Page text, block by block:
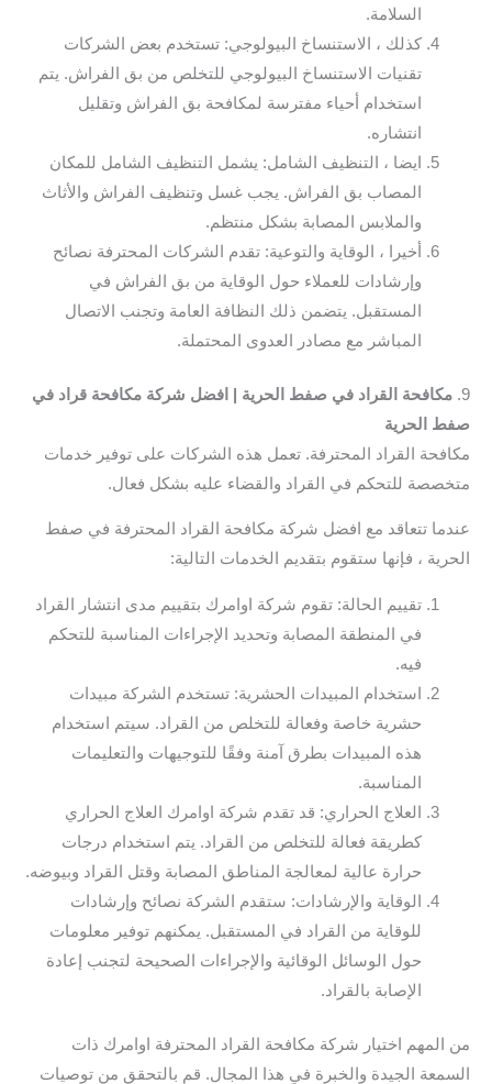
السلامة.
كذلك ، الاستنساخ البيولوجي: تستخدم بعض الشركات
تقنيات الاستنساخ البيولوجي للتخلص من بق الفراش. يتم
استخدام أحياء مفترسة لمكافحة بق الفراش وتقليل
انتشاره.
ايضا ، التنظيف الشامل: يشمل التنظيف الشامل للمكان
المصاب بق الفراش. يجب غسل وتنظيف الفراش والأثاث
والملابس المصابة بشكل منتظم.
أخيرا ، الوقاية والتوعية: تقدم الشركات المحترفة نصائح
وإرشادات للعملاء حول الوقاية من بق الفراش في
المستقبل. يتضمن ذلك النظافة العامة وتجنب الاتصال
المباشر مع مصادر العدوى المحتملة.
9. مكافحة القراد في صفط الحرية | افضل شركة مكافحة قراد في
صفط الحرية
مكافحة القراد المحترفة. تعمل هذه الشركات على توفير خدمات
متخصصة للتحكم في القراد والقضاء عليه بشكل فعال.
عندما تتعاقد مع افضل شركة مكافحة القراد المحترفة في صفط
الحرية ، فإنها ستقوم بتقديم الخدمات التالية:
تقييم الحالة: تقوم شركة اوامرك بتقييم مدى انتشار القراد
في المنطقة المصابة وتحديد الإجراءات المناسبة للتحكم
فيه.
استخدام المبيدات الحشرية: تستخدم الشركة مبيدات
حشرية خاصة وفعالة للتخلص من القراد. سيتم استخدام
هذه المبيدات بطرق آمنة وفقًا للتوجيهات والتعليمات
المناسبة.
العلاج الحراري: قد تقدم شركة اوامرك العلاج الحراري
كطريقة فعالة للتخلص من القراد. يتم استخدام درجات
حرارة عالية لمعالجة المناطق المصابة وقتل القراد وبيوضه.
الوقاية والإرشادات: ستقدم الشركة نصائح وإرشادات
للوقاية من القراد في المستقبل. يمكنهم توفير معلومات
حول الوسائل الوقائية والإجراءات الصحيحة لتجنب إعادة
الإصابة بالقراد.
من المهم اختيار شركة مكافحة القراد المحترفة اوامرك ذات
السمعة الجيدة والخبرة في هذا المجال. قم بالتحقق من توصيات